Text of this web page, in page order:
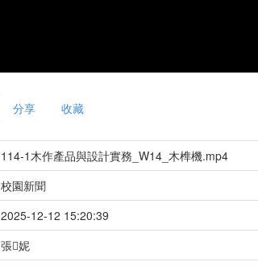
分享 收藏
114-1木作產品與設計實務_W14_木榫機.mp4
校園新聞
2025-12-12 15:20:39
張妮